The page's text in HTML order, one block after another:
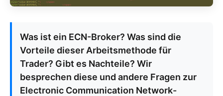
Was ist ein ECN-Broker? Was sind die
Vorteile dieser Arbeitsmethode für
Trader? Gibt es Nachteile? Wir
besprechen diese und andere Fragen zur
Electronic Communication Network-